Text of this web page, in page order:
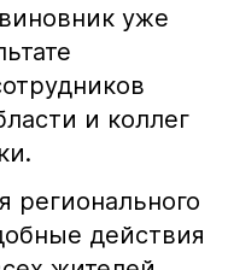
уже
и коллег
регионального
действия